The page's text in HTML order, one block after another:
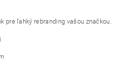
pre ľahký rebranding vašou značkou.